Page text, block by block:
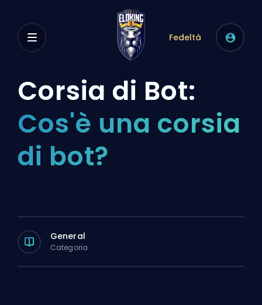
Fedeltà
Corsia di Bot:
Cos'è una corsia
di bot?
General
Categoria